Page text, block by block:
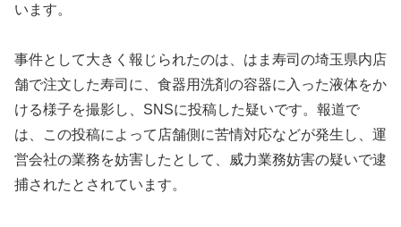
います。
事件として大きく報じられたのは、はま寿司の埼玉県内店
舗で注文した寿司に、食器用洗剤の容器に入った液体をか
ける様子を撮影し、SNSに投稿した疑いです。報道で
は、この投稿によって店舗側に苦情対応などが発生し、運
営会社の業務を妨害したとして、威力業務妨害の疑いで逮
捕されたとされています。